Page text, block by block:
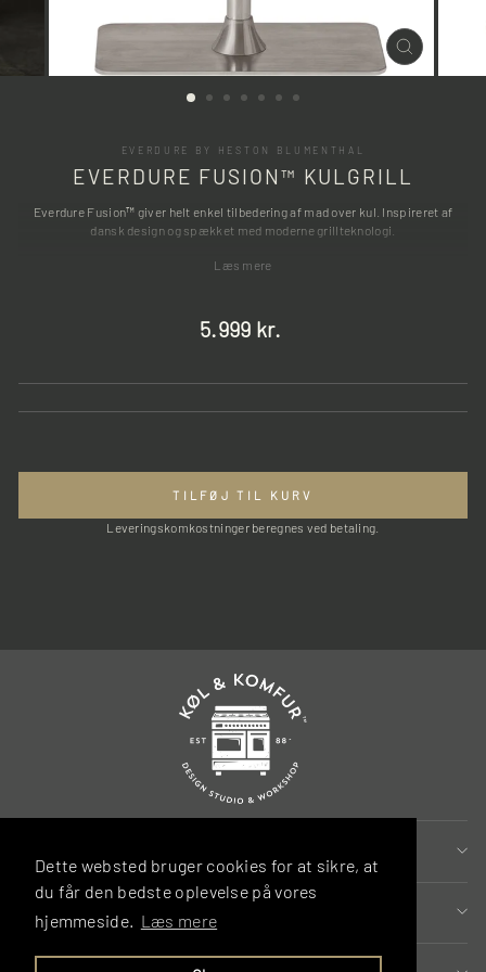
Dette websted bruger cookies for at sikre, at
du får den bedste oplevelse på vores
hjemmeside. Læs mere
LUK
(ESC)
EVERDURE BY HESTON BLUMENTHAL
EVERDURE FUSION™ KULGRILL
Everdure Fusion™ giver helt enkel tilbedering af mad over kul. Inspireret af
dansk design og spækket med moderne grillteknologi.
Læs mere
Normalpris
5.999 kr.
TILFØJ TIL KURV
Leveringskomkostninger beregnes ved betaling.